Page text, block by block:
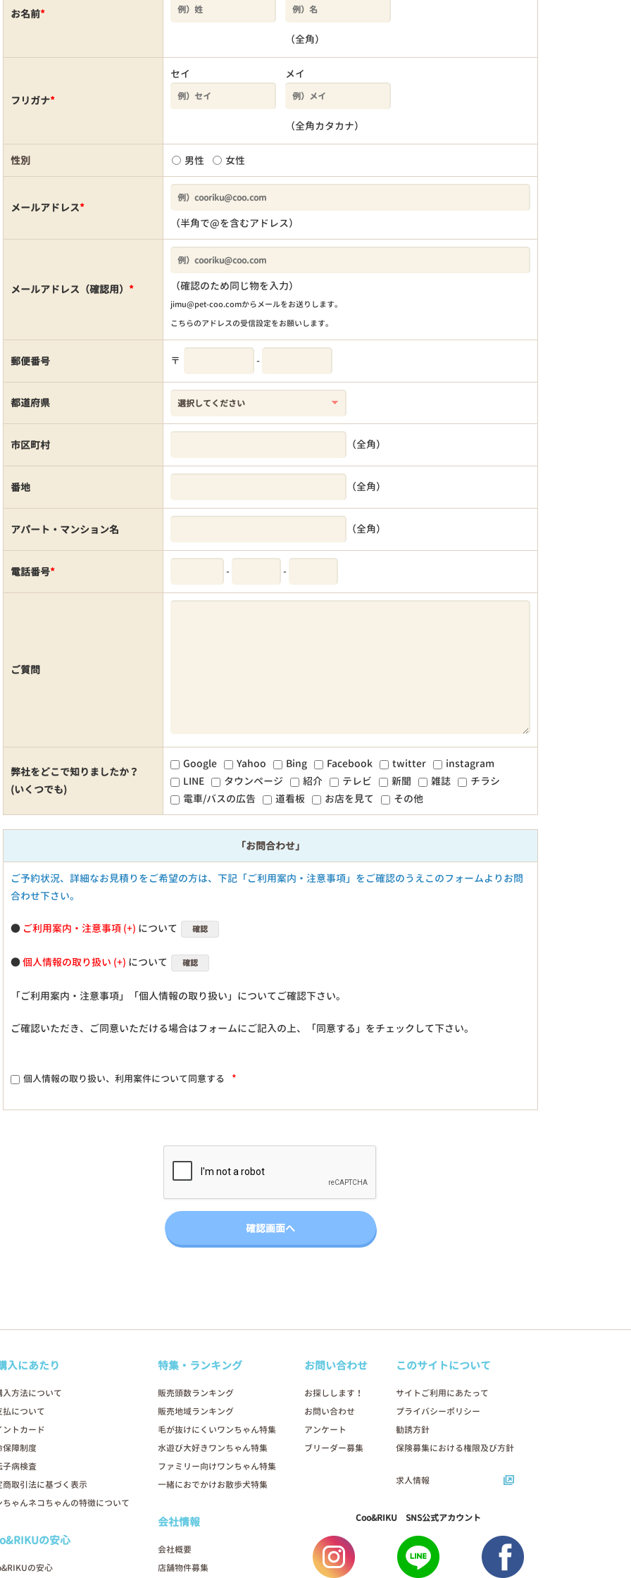
お名前*
（全角）
フリガナ*
セイ メイ
（全角カタカナ）
性別 男性 女性
メールアドレス*
（半角で@を含むアドレス）
メールアドレス（確認用） * （確認のため同じ物を入力）
jimu@pet-coo.comからメールをお送りします。
こちらのアドレスの受信設定をお願いします。
郵便番号 〒 -
都道府県
市区町村 （全角）
番地 （全角）
アパート・マンション名 （全角）
電話番号* - -
ご質問
弊社をどこで知りましたか？
(いくつでも)
Google Yahoo Bing Facebook twitter
instagram
LINE
タウンページ 紹介 テレビ 新聞 雑誌
チラシ
電車/バスの広告
道看板 お店を見て その他
「お問合わせ」
ご予約状況、詳細なお見積りをご希望の方は、下記「ご利用案内・注意事項」をご確認のうえこのフォームよりお問
合わせ下さい。
● ご利用案内・注意事項 について 確認
●個人情報の取り扱い について 確認
「ご利用案内・注意事項」「個人情報の取り扱い」についてご確認下さい。
ご確認いただき、ご同意いただける場合はフォームにご記入の上、「同意する」をチェックして下さい。
個人情報の取り扱い、利用案件について同意する *
入にあたり
入方法について
払について
ントカード
保障制度
子病検査
商取引法に基づく表示
ちゃんネコちゃんの特徴について
の安心
の安心
特集・ランキング
販売頭数ランキング
販売地域ランキング
毛が抜けにくいワンちゃん特集
水遊び大好きワンちゃん特集
ファミリー向けワンちゃん特集
一緒におでかけお散歩犬特集
会社情報
会社概要
店舗物件募集
お問い合わせ
お探しします！
お問い合わせ
アンケート
ブリーダー募集
このサイトについて
サイトご利用にあたって
プライバシーポリシー
勧誘方針
保険募集における権限及び方針
求人情報
Coo&RIKU SNS公式アカウント